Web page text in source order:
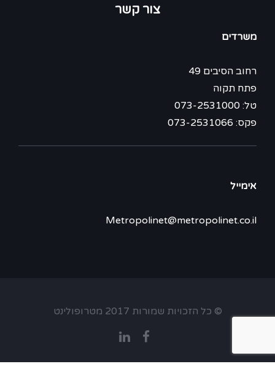
צור קשר
משרדים
רחוב הסיבים 49
פתח תקוה
טל: 073-2531000
פקס: 073-2531066
אימייל
Metropolinet@metropolinet.co.il
© כל הזכויות שמורות 2017 מטרופולינט